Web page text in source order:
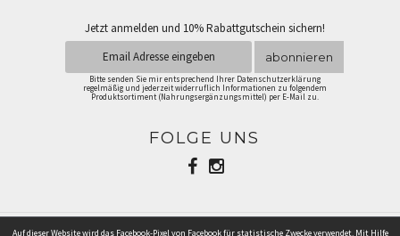
Jetzt anmelden und 10% Rabattgutschein sichern!
abonnieren
Bitte senden Sie mir entsprechend Ihrer Datenschutzerklärung
regelmäßig und jederzeit widerruflich Informationen zu folgendem
Produktsortiment (Nahrungsergänzungsmittel) per E-Mail zu.
FOLGE UNS
Auf dieser Website wird das Facebook-Pixel von Facebook für statistische Zwecke verwendet. Mit Hilfe